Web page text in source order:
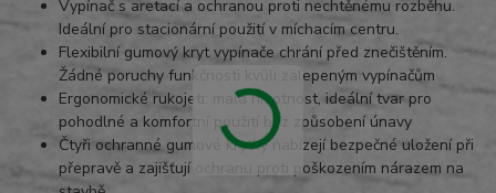
Vypínač s aretací a ochranou proti nechtěnému rozběhu.
Ideální pro stacionární použití v míchacím centru.
Flexibilní gumový kryt vypínače chrání před znečištěním.
Žádné poruchy funkčnosti kvůli zalepeným vypínačům
Ergonomické rukojeti: malá hmotnost, ideální tvar pro
pohodlné a komfortní použití bez způsobení únavy
Čtyři ochranné gumové krytky nabízejí bezpečné uložení při
přepravě a zajišťují ochranu proti poškozením nárazem na